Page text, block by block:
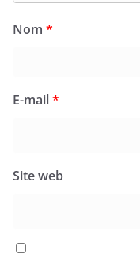
Nom *
E-mail*
Site web